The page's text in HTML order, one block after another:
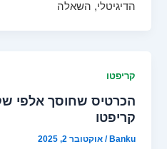
הדיגיטלי, השאלה
קריפטו
הכרטיס שחוסך אלפי
קריפטו
Banku
/אוקטובר 2, 2025